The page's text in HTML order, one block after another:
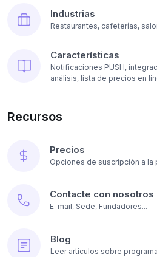
Industrias
Restaurantes, cafeterías,
Características
Notificaciones PUSH,
análisis, lista de precios en
Recursos
Precios
Opciones de suscripción a la
Contacte con nosotros
E-mail, Sede, Fundadores...
Blog
Leer artículos sobre